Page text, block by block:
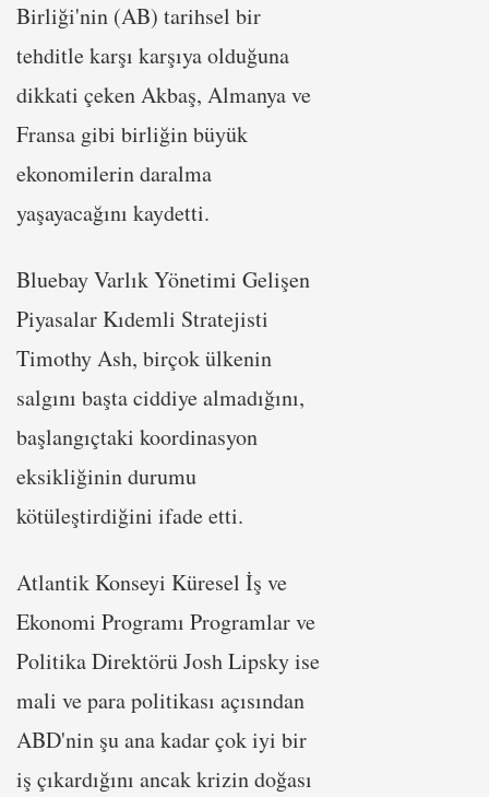
Birliği'nin (AB) tarihsel bir
tehditle karşı karşıya olduğuna
dikkati çeken Akbaş, Almanya ve
Fransa gibi birliğin büyük
ekonomilerin daralma
yaşayacağını kaydetti.
Bluebay Varlık Yönetimi Gelişen
Piyasalar Kıdemli Stratejisti
Timothy Ash, birçok ülkenin
salgını başta ciddiye almadığını,
başlangıçtaki koordinasyon
eksikliğinin durumu
kötüleştirdiğini ifade etti.
Atlantik Konseyi Küresel İş ve
Ekonomi Programı Programlar ve
Politika Direktörü Josh Lipsky ise
mali ve para politikası açısından
ABD'nin şu ana kadar çok iyi bir
iş çıkardığını ancak krizin doğası